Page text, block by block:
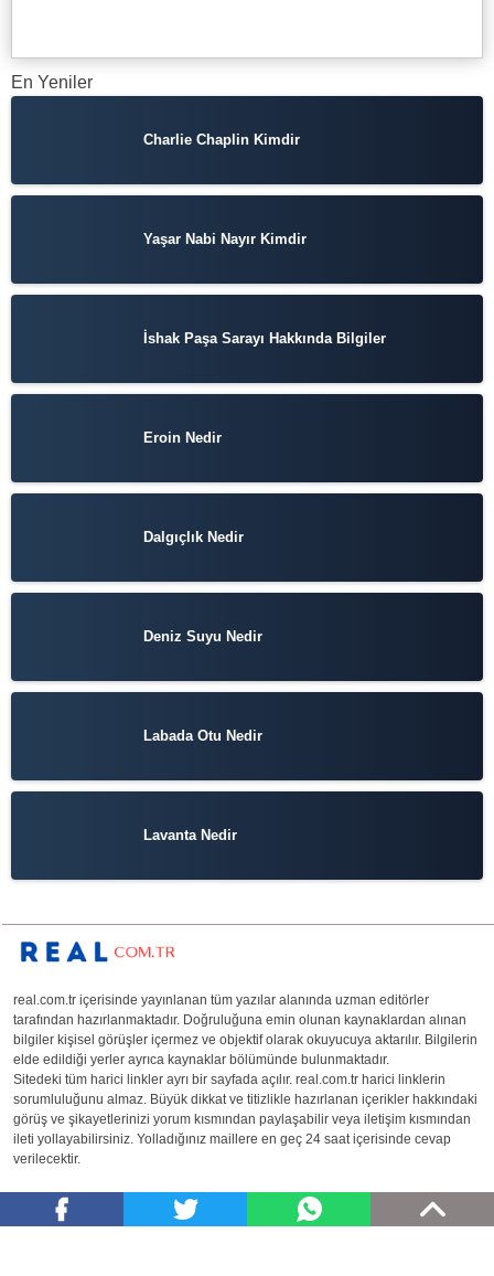
En Yeniler
Charlie Chaplin Kimdir
Yaşar Nabi Nayır Kimdir
İshak Paşa Sarayı Hakkında Bilgiler
Eroin Nedir
Dalgıçlık Nedir
Deniz Suyu Nedir
Labada Otu Nedir
Lavanta Nedir
real.com.tr içerisinde yayınlanan tüm yazılar alanında uzman editörler
tarafından hazırlanmaktadır. Doğruluğuna emin olunan kaynaklardan alınan
bilgiler kişisel görüşler içermez ve objektif olarak okuyucuya aktarılır. Bilgilerin
elde edildiği yerler ayrıca kaynaklar bölümünde bulunmaktadır.
Sitedeki tüm harici linkler ayrı bir sayfada açılır. real.com.tr harici linklerin
sorumluluğunu almaz. Büyük dikkat ve titizlikle hazırlanan içerikler hakkındaki
görüş ve şikayetlerinizi yorum kısmından paylaşabilir veya iletişim kısmından
ileti yollayabilirsiniz. Yolladığınız maillere en geç 24 saat içerisinde cevap
verilecektir.